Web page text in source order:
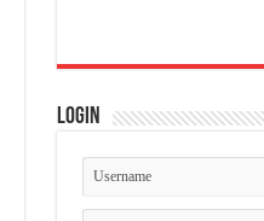
Login